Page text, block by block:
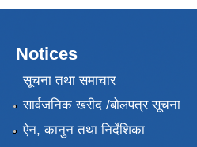
Notices
सूचना तथा समाचार
सार्वजनिक खरीद /बोलपत्र सूचना
ऐन, कानुन तथा निर्देशिका